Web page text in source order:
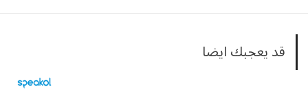
قد يعجبك ايضا